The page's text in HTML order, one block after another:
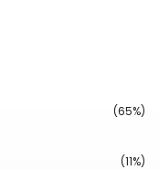
(65%)
(11%)